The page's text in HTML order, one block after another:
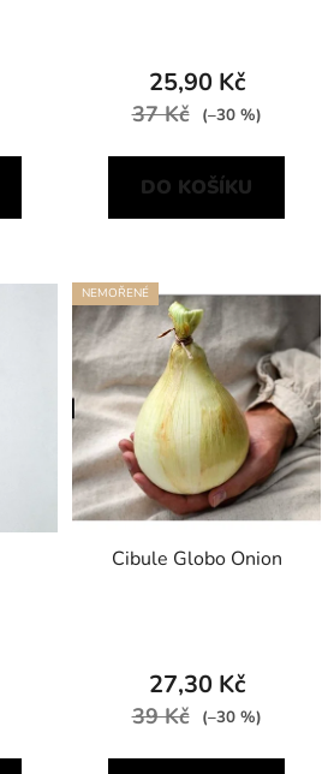
25,90 Kč
37 Kč (–30 %)
DO KOŠÍKU
NEMOŘENÉ
Cibule Globo Onion
27,30 Kč
39 Kč (–30 %)